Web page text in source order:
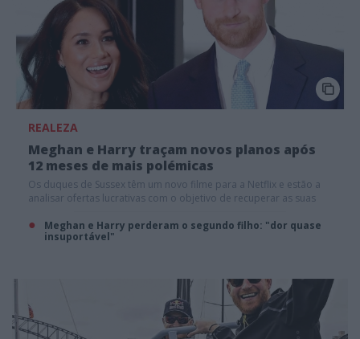
REALEZA
Meghan e Harry traçam novos planos após
12 meses de mais polémicas
Os duques de Sussex têm um novo filme para a Netflix e estão a
analisar ofertas lucrativas com o objetivo de recuperar as suas
Meghan e Harry perderam o segundo filho: "dor quase
insuportável"